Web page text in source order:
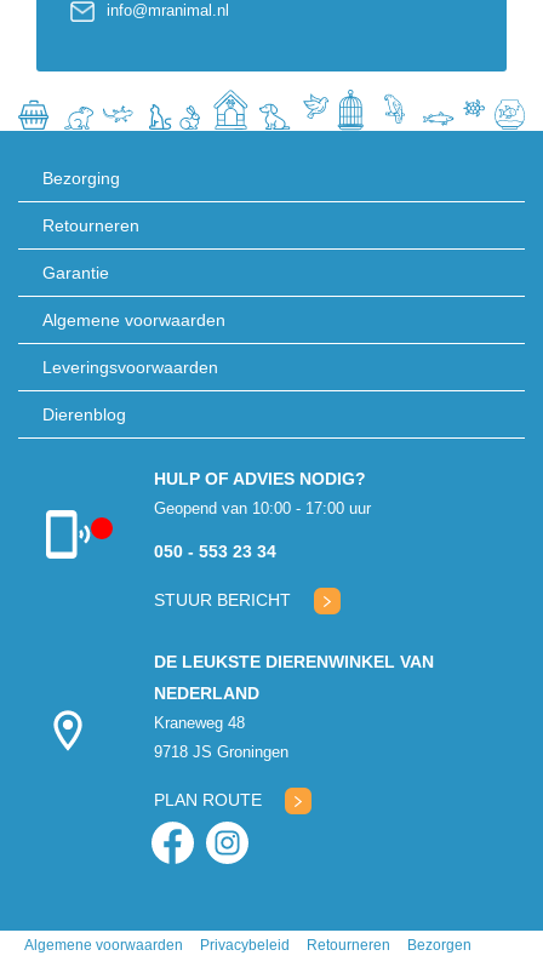
info@mranimal.nl
Bezorging
Retourneren
Garantie
Algemene voorwaarden
Leveringsvoorwaarden
Dierenblog
Klantenservice
HULP OF ADVIES NODIG?
Geopend van 10:00 - 17:00 uur
050 - 553 23 34
STUUR BERICHT
DE LEUKSTE DIERENWINKEL VAN
NEDERLAND
Kraneweg 48
9718 JS Groningen
PLAN ROUTE
Algemene voorwaarden Privacybeleid Retourneren
Bezorgen